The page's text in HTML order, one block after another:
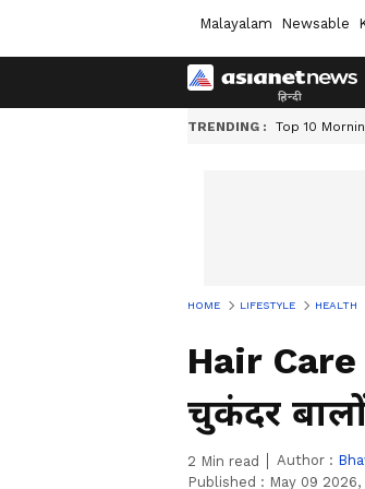
Malayalam Newsable
TRENDING : Top 10
HOME LIFESTYLE HEALTH
Hair Care
चुकंदर
2 Min read Author :
Published : May 09